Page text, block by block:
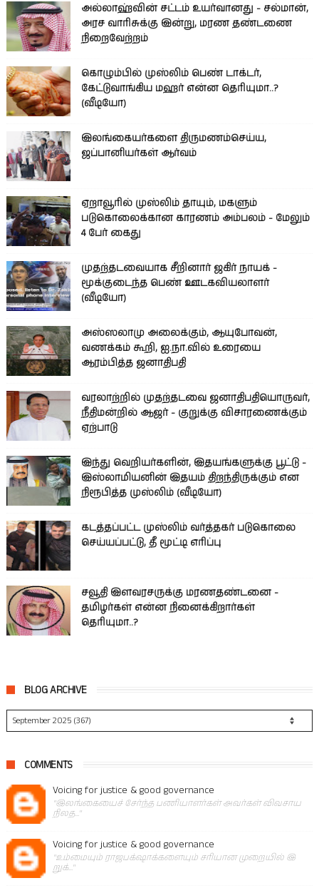
அல்லாஹ்வின் சட்டம் உயர்வானது - சல்மான்,
அரச வாரிசுக்கு இன்று, மரண தண்டணை
நிறைவேற்றம்
கொழும்பில் முஸ்லிம் பெண் டாக்டர்,
கேட்டுவாங்கிய மஹர் என்ன தெரியுமா..?
(வீடியோ)
இலங்கையர்களை திருமணம்செய்ய,
ஜப்பானியர்கள் ஆர்வம்
ஏறாவூரில் முஸ்லிம் தாயும், மகளும்
படுகொலைக்கான காரணம் அம்பலம் - மேலும்
4 பேர் கைது
முதற்தடவையாக சீறினார் ஜகிர் நாயக் -
மூக்குடைந்த பெண் ஊடகவியலாளர்
(வீடியோ)
அஸ்ஸலாமு அலைக்கும், ஆயுபோவன்,
வணக்கம் கூறி, ஐ.நா.வில் உரையை
ஆரம்பித்த ஜனாதிபதி
வரலாற்றில் முதற்தடவை ஜனாதிபதியொருவர்,
நீதிமன்றில் ஆஜர் - குறுக்கு விசாரணைக்கும்
ஏற்பாடு
இந்து வெறியர்களின், இதயங்களுக்கு பூட்டு -
இஸ்லாமியனின் இதயம் திறந்திருக்கும் என
நிரூபித்த முஸ்லிம் (வீடியோ)
கடத்தப்பட்ட முஸ்லிம் வர்த்தகர் படுகொலை
செய்யப்பட்டு, தீ மூட்டி எரிப்பு
சவூதி இளவரசருக்கு மரணதண்டனை -
தமிழர்கள் என்ன நினைக்கிறார்கள்
தெரியுமா..?
BLOG ARCHIVE
COMMENTS
Voicing for justice & good governance
"இலங்கையைச் சேர்ந்த பணியாளர்கள் அவர்கள் விவசாய
நிலத..."
Voicing for justice & good governance
"உம்மையும் ராஜபக்‌ஷாக்களையும் சரியான முறையில் இ
றுக்..."